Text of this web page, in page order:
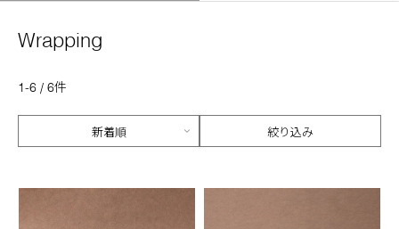
Wrapping
1-6 / 6件
絞り込み